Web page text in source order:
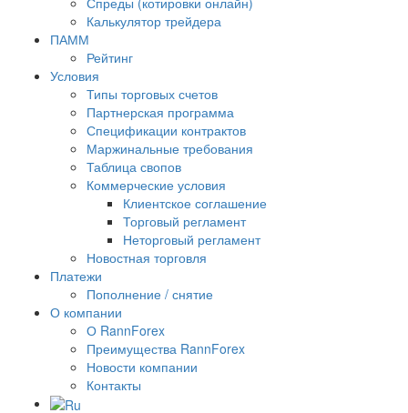
Калькулятор трейдера
ПАММ
Рейтинг
Условия
Типы торговых счетов
Партнерская программа
Спецификации контрактов
Маржинальные требования
Таблица свопов
Коммерческие условия
Клиентское соглашение
Торговый регламент
Неторговый регламент
Новостная торговля
Платежи
Пополнение / снятие
О компании
О RannForex
Преимущества RannForex
Новости компании
Контакты